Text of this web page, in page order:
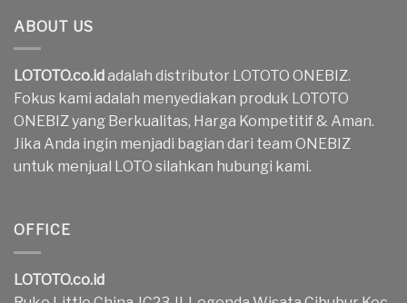
ABOUT US
LOTOTO.co.id adalah distributor LOTOTO ONEBIZ.
Fokus kami adalah menyediakan produk LOTOTO
ONEBIZ yang Berkualitas, Harga Kompetitif & Aman.
Jika Anda ingin menjadi bagian dari team ONEBIZ
untuk menjual LOTO silahkan hubungi kami.
OFFICE
LOTOTO.co.id